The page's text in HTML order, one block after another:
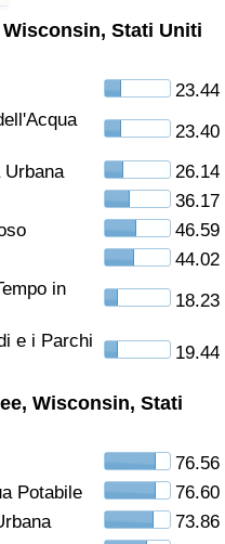
Stati Uniti
23.44
23.40
26.14
36.17
46.59
44.02
in
18.23
e i Parchi
19.44
Wisconsin, Stati
76.56
Potabile
76.60
73.86
(Corrente)
per